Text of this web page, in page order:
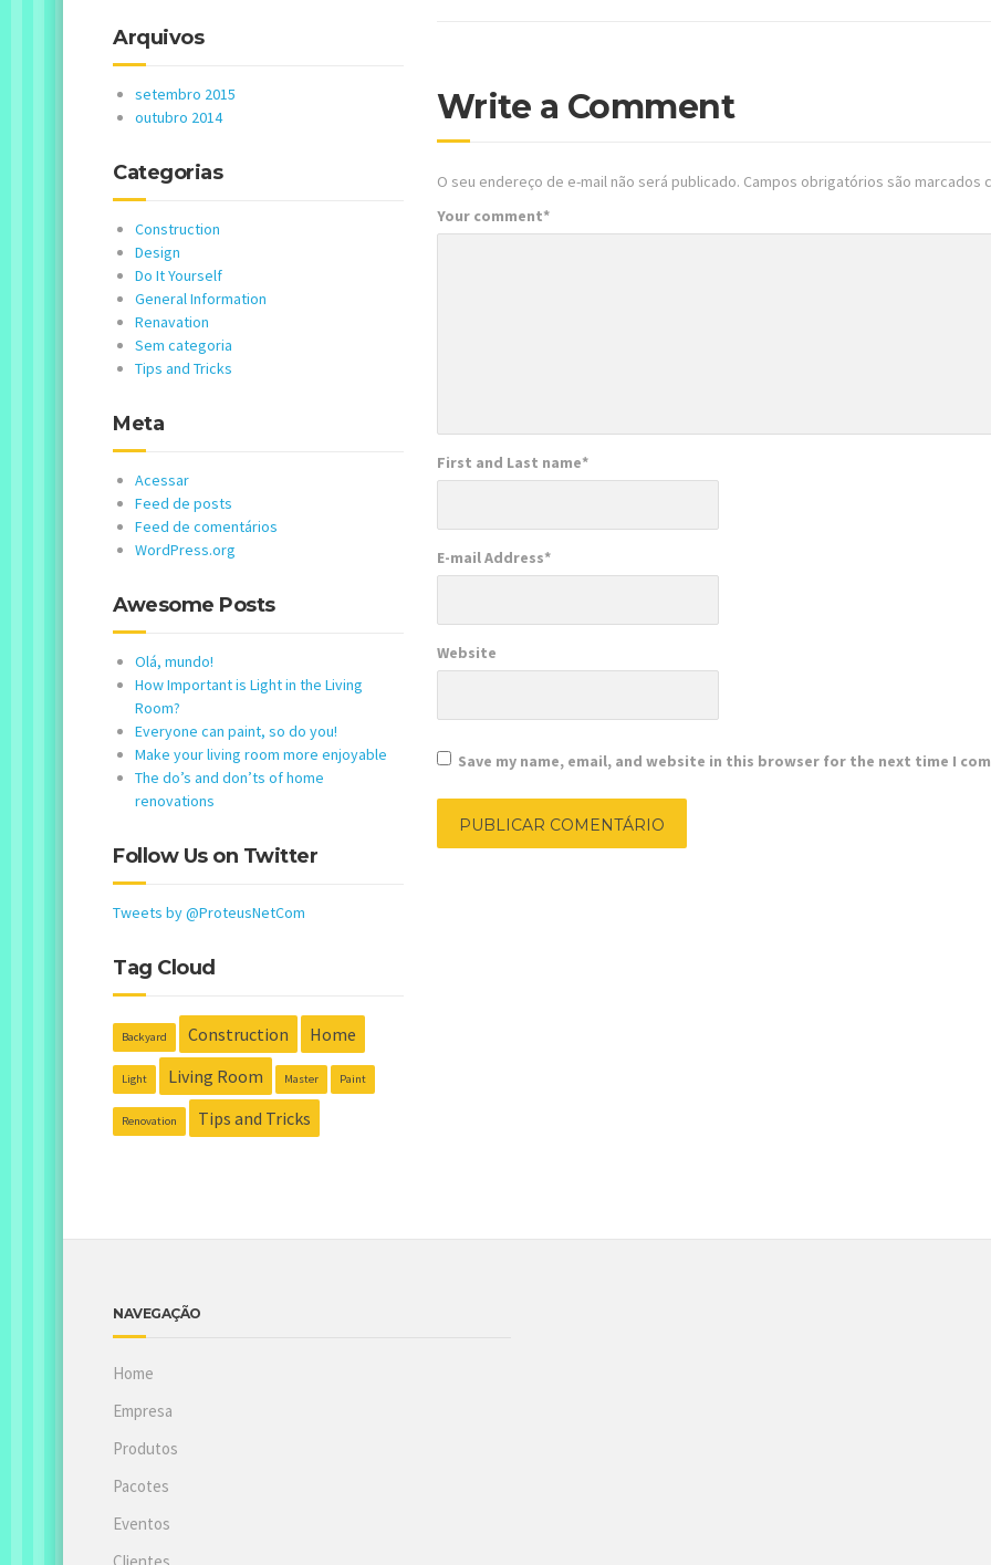
Write a Comment
O seu endereço de e-mail não será publicado. Campos obrigatórios são marcados
Your comment*
First and Last name*
E-mail Address*
Website
Save my name, email, and website in this browser for the next time I
Arquivos
setembro 2015
outubro 2014
Categorias
Construction
Design
Do It Yourself
General Information
Renavation
Sem categoria
Tips and Tricks
Meta
Acessar
Feed de posts
Feed de comentários
WordPress.org
Awesome Posts
Olá, mundo!
How Important is Light in the Living
Room?
Everyone can paint, so do you!
Make your living room more enjoyable
The do’s and don’ts of home
renovations
Follow Us on Twitter
Tweets by @ProteusNetCom
Tag Cloud
Backyard Construction Home
Light Living Room Master Paint
Renovation Tips and Tricks
NAVEGAÇÃO
Home
Empresa
Produtos
Pacotes
Eventos